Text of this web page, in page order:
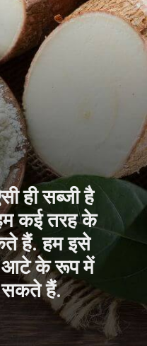
ही सब्जी है
कई तरह के
हैं. हम इसे
आटे के रूप में
सकते हैं.